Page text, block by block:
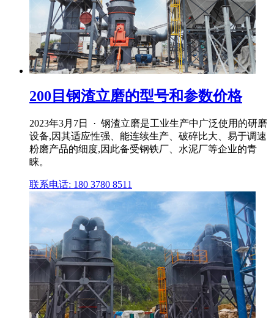
200目钢渣立磨的型号和参数价格
2023年3月7日 · 钢渣立磨是工业生产中广泛使用的研磨
设备,因其适应性强、能连续生产、破碎比大、易于调速
粉磨产品的细度,因此备受钢铁厂、水泥厂等企业的青
睐。
联系电话: 180 3780 8511